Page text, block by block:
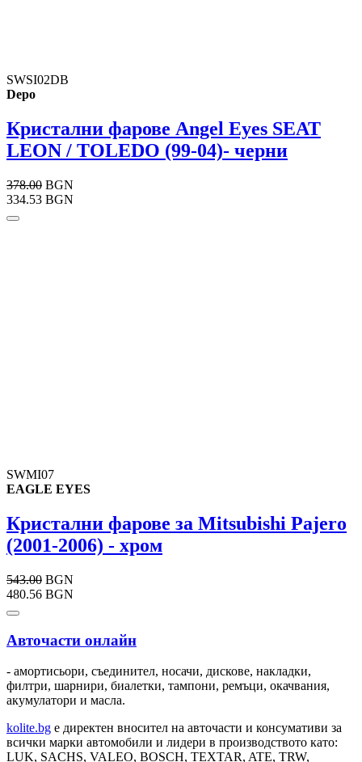
SWSI02DB
Depo
Кристални фарове Angel Eyes SEAT
LEON / TOLEDO (99-04)- черни
378.00 BGN
334.53 BGN
SWMI07
EAGLE EYES
Кристални фарове за Mitsubishi Pajero
(2001-2006) - хром
543.00 BGN
480.56 BGN
Авточасти онлайн
- амортисьори, съединител, носачи, дискове, накладки,
филтри, шарнири, биалетки, тампони, ремъци, окачвания,
акумулатори и масла.
kolite.bg e директен вносител на авточасти и консумативи за
всички марки автомобили и лидери в производството като:
LUK, SACHS, VALEO, BOSCH, TEXTAR, ATE, TRW,